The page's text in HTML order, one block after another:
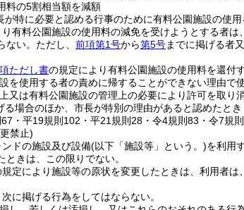
の5割相当額を減額
が特に必要と認める行事のために有料公園施設の
有料公園施設の使用料の減免を受けようとする者
い。 ただし、 前項第1号から第5号までに掲げる者
ただし書の規定により有料公園施設の使用料を還付
を使用する者の責めに帰することができない理由
又は有料公園施設の管理上の必要により許可を取
る場合のほか、市長が特別の理由があると認めたと
・平19規則102・平21規則28・令4規則83・令7規
禁止)
ンドの施設及び設備(以下「施設等」という。)を利用
ときは、この限りでない。
規定により施設等の原状を変更したときは、利用者
に掲げる行為をしてはならない。